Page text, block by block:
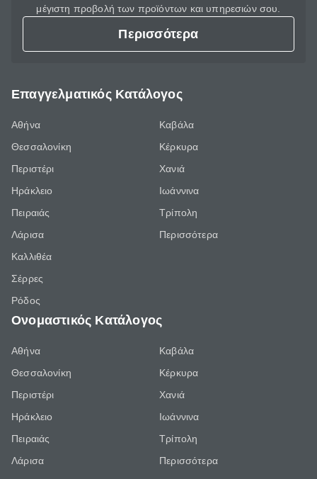
μέγιστη προβολή των προϊόντων και υπηρεσιών σου.
Περισσότερα
Επαγγελματικός Κατάλογος
Αθήνα
Θεσσαλονίκη
Περιστέρι
Ηράκλειο
Πειραιάς
Λάρισα
Καλλιθέα
Σέρρες
Ρόδος
Καβάλα
Κέρκυρα
Χανιά
Ιωάννινα
Τρίπολη
Περισσότερα
Ονομαστικός Κατάλογος
Αθήνα
Θεσσαλονίκη
Περιστέρι
Ηράκλειο
Πειραιάς
Λάρισα
Καβάλα
Κέρκυρα
Χανιά
Ιωάννινα
Τρίπολη
Περισσότερα